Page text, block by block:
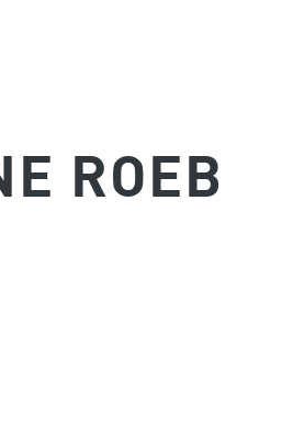
ROEB